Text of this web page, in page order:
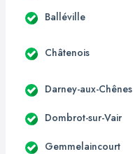
Balléville
Châtenois
Darney-aux-Chênes
Dombrot-sur-Vair
Gemmelaincourt